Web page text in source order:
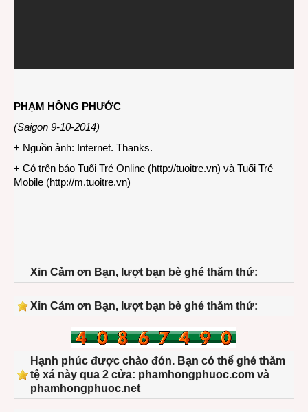
PHẠM HỒNG PHƯỚC
(Saigon 9-10-2014)
+ Nguồn ảnh: Internet. Thanks.
+ Có trên báo Tuổi Trẻ Online (http://tuoitre.vn) và Tuổi Trẻ
Mobile (http://m.tuoitre.vn)
Xin Cảm ơn Bạn, lượt bạn bè ghé thăm thứ:
Xin Cảm ơn Bạn, lượt bạn bè ghé thăm thứ:
Hạnh phúc được chào đón. Bạn có thể ghé thăm
tệ xá này qua 2 cửa: phamhongphuoc.com và
phamhongphuoc.net